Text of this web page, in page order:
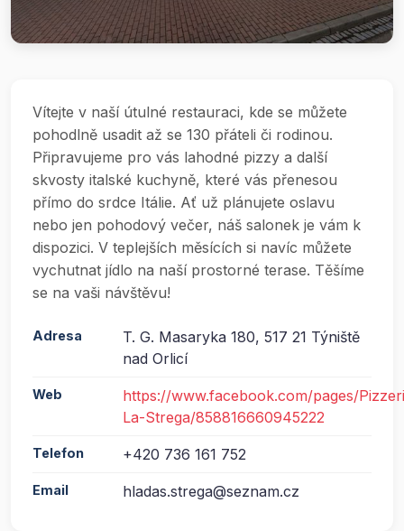
Vítejte v naší útulné restauraci, kde se můžete
pohodlně usadit až se 130 přáteli či rodinou.
Připravujeme pro vás lahodné pizzy a další
skvosty italské kuchyně, které vás přenesou
přímo do srdce Itálie. Ať už plánujete oslavu
nebo jen pohodový večer, náš salonek je vám k
dispozici. V teplejších měsících si navíc můžete
vychutnat jídlo na naší prostorné terase. Těšíme
se na vaši návštěvu!
Adresa
T. G. Masaryka 180, 517 21 Týniště
nad Orlicí
Web
https://www.facebook.com/pages/
La-Strega/858816660945222
Telefon +420 736 161 752
Email hladas.strega@seznam.cz